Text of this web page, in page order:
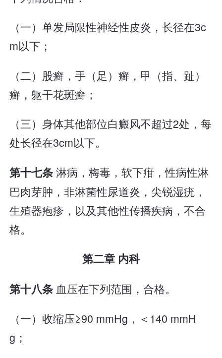
（一）单发局限性神经性皮炎，长径在3c
m以下；
（二）股癣，手（足）癣，甲（指、趾）
癣，躯干花斑癣；
（三）身体其他部位白癜风不超过2处，每
处长径在3cm以下。
第十七条淋病，梅毒，软下疳，性病性淋
巴肉芽肿，非淋菌性尿道炎，尖锐湿疣，
生殖器疱疹，以及其他性传播疾病，不合
格。
第二章 内科
第十八条 血压在下列范围，合格。
（一）收缩压≥90 mmHg，＜140 mmH
g；